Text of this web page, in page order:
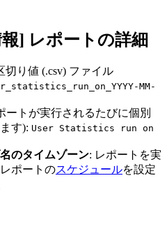
] レポートの詳細
切り値 (.csv) ファイル
MM-
ートが実行されるたびに個別
す): User Statistics run on
のタイムゾーン: レポートを実
ポートのスケジュールを設定